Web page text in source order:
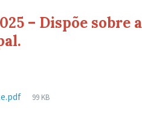
– Dispõe sobre
Tamanho
99 KB